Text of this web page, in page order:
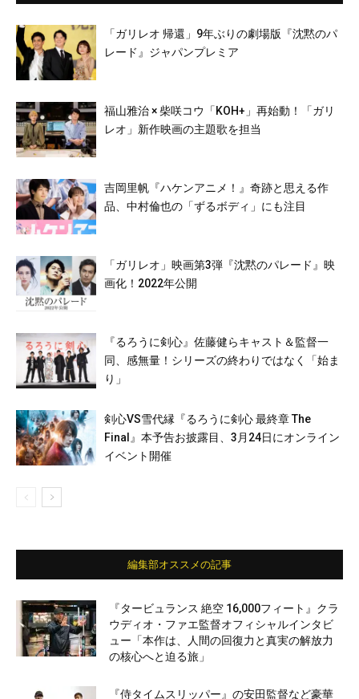
「ガリレオ 帰還」9年ぶりの劇場版『沈黙のパ
レード』ジャパンプレミア
福山雅治 × 柴咲コウ「KOH+」再始動！「ガリ
レオ」新作映画の主題歌を担当
吉岡里帆『ハケンアニメ！』奇跡と思える作
品、中村倫也の「ずるボディ」にも注目
「ガリレオ」映画第3弾『沈黙のパレード』映
画化！2022年公開
『るろうに剣心』佐藤健らキャスト＆監督一
同、感無量！シリーズの終わりではなく「始ま
り」
剣心VS雪代縁『るろうに剣心 最終章 The
Final』本予告お披露目、3月24日にオンライン
イベント開催
編集部オススメの記事
『タービュランス 絶空 16,000フィート』クラ
ウディオ・ファエ監督オフィシャルインタビ
ュー「本作は、人間の回復力と真実の解放力
の核心へと迫る旅」
『侍タイムスリッパー』の安田監督など豪華